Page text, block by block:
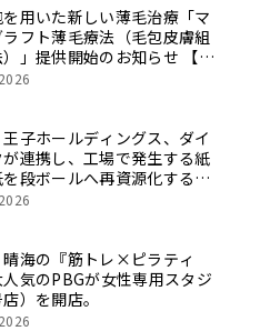
を用いた新しい薄毛治療「マ
フト薄毛療法（毛包皮膚組
」提供開始のお知らせ 【医
団 青真会 青山エルクリニ
子ホールディングス、ダイ
連携し、工場で発生する紙
段ボールへ再資源化する実
晴海の『筋トレ×ピラティ
人気のPBGが女性専用スタジ
）を開店。